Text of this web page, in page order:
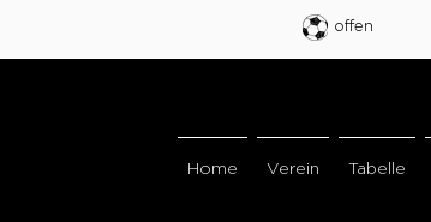
offen
Home Verein Tabelle